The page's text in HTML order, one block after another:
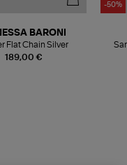
189,00 €
BARONI
Flat Chain Silver
-50%